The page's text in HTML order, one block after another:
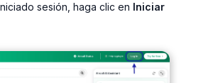
sesión, haga clic en Iniciar